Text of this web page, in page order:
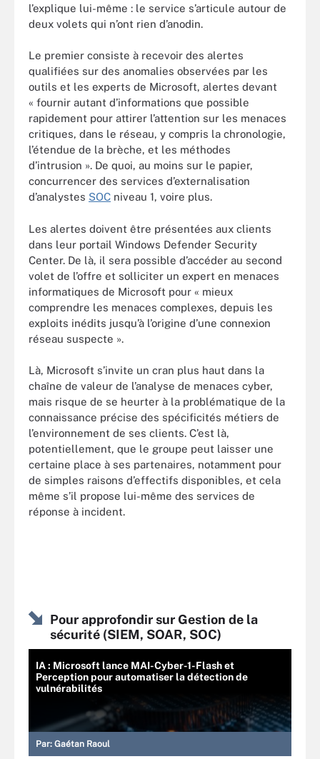
l’explique lui-même : le service s’articule autour de
deux volets qui n’ont rien d’anodin.
Le premier consiste à recevoir des alertes
qualifiées sur des anomalies observées par les
outils et les experts de Microsoft, alertes devant
« fournir autant d’informations que possible
rapidement pour attirer l’attention sur les menaces
critiques, dans le réseau, y compris la chronologie,
l’étendue de la brèche, et les méthodes
d’intrusion ». De quoi, au moins sur le papier,
concurrencer des services d’externalisation
d’analystes SOC niveau 1, voire plus.
Les alertes doivent être présentées aux clients
dans leur portail Windows Defender Security
Center. De là, il sera possible d’accéder au second
volet de l’offre et solliciter un expert en menaces
informatiques de Microsoft pour « mieux
comprendre les menaces complexes, depuis les
exploits inédits jusqu’à l’origine d’une connexion
réseau suspecte ».
Là, Microsoft s’invite un cran plus haut dans la
chaîne de valeur de l’analyse de menaces cyber,
mais risque de se heurter à la problématique de la
connaissance précise des spécificités métiers de
l’environnement de ses clients. C’est là,
potentiellement, que le groupe peut laisser une
certaine place à ses partenaires, notamment pour
de simples raisons d’effectifs disponibles, et cela
même s’il propose lui-même des services de
réponse à incident.
Pour approfondir sur Gestion de la
sécurité (SIEM, SOAR, SOC)
IA : Microsoft lance MAI-Cyber-1-Flash et
Perception pour automatiser la détection de
vulnérabilités
Par: Gaétan Raoul